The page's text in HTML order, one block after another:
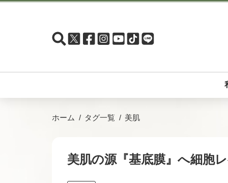
ホーム タグ一覧 美肌
美肌の源『基底膜』へ細胞